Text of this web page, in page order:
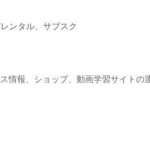
ンタル、サブスク
、ショップ、動画学習サイトの